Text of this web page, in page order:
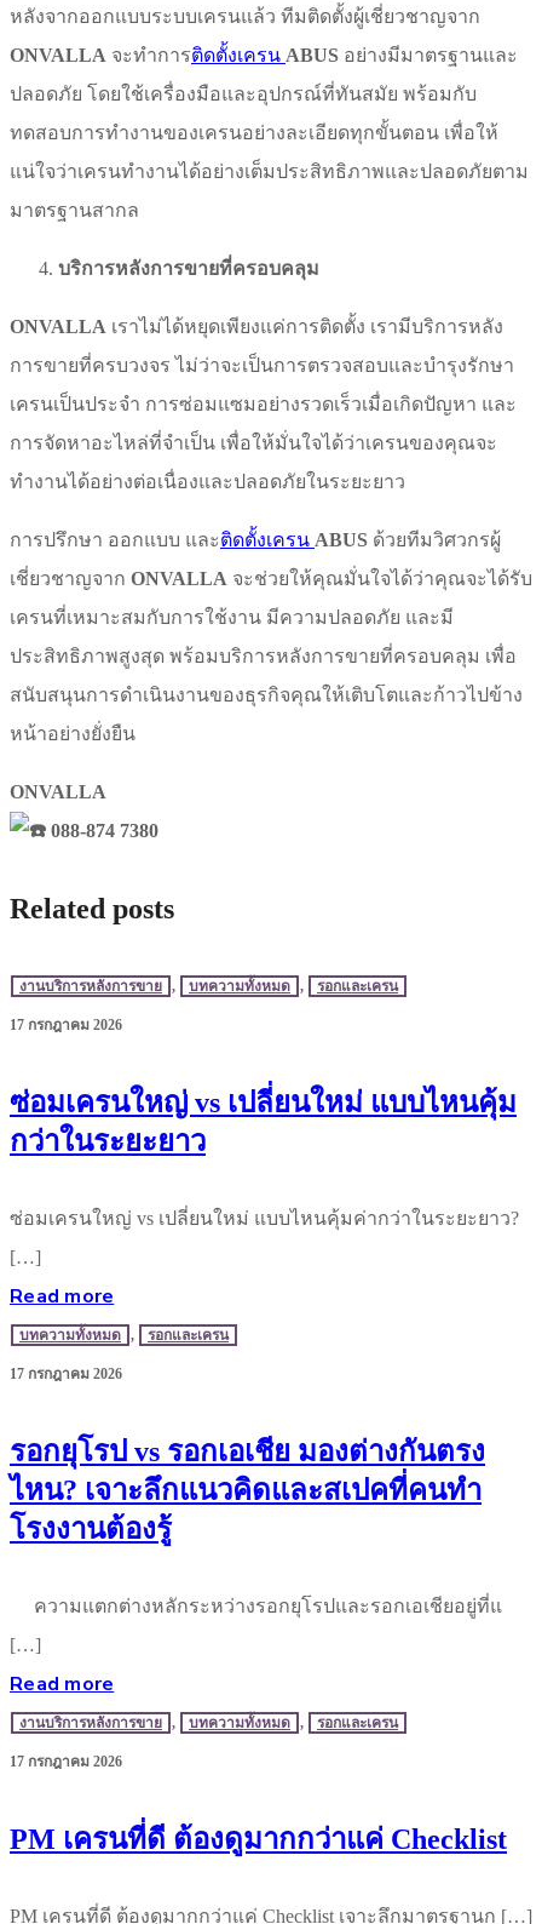
หลังจากออกแบบระบบเครนแล้ว ทีมติดตั้งผู้เชี่ยวชาญจาก
ONVALLA จะทำการติดตั้งเครน ABUS อย่างมีมาตรฐานและ
ปลอดภัย โดยใช้เครื่องมือและอุปกรณ์ที่ทันสมัย พร้อมกับ
ทดสอบการทำงานของเครนอย่างละเอียดทุกขั้นตอน เพื่อให้
แน่ใจว่าเครนทำงานได้อย่างเต็มประสิทธิภาพและปลอดภัยตาม
มาตรฐานสากล
บริการหลังการขายที่ครอบคลุม
ONVALLA เราไม่ได้หยุดเพียงแค่การติดตั้ง เรามีบริการหลัง
การขายที่ครบวงจร ไม่ว่าจะเป็นการตรวจสอบและบำรุงรักษา
เครนเป็นประจำ การซ่อมแซมอย่างรวดเร็วเมื่อเกิดปัญหา และ
การจัดหาอะไหล่ที่จำเป็น เพื่อให้มั่นใจได้ว่าเครนของคุณจะ
ทำงานได้อย่างต่อเนื่องและปลอดภัยในระยะยาว
การปรึกษา ออกแบบ และติดตั้งเครน ABUS ด้วยทีมวิศวกรผู้
เชี่ยวชาญจาก ONVALLA จะช่วยให้คุณมั่นใจได้ว่าคุณจะได้รับ
เครนที่เหมาะสมกับการใช้งาน มีความปลอดภัย และมี
ประสิทธิภาพสูงสุด พร้อมบริการหลังการขายที่ครอบคลุม เพื่อ
สนับสนุนการดำเนินงานของธุรกิจคุณให้เติบโตและก้าวไปข้าง
หน้าอย่างยั่งยืน
ONVALLA
088-874 7380
Related posts
งานบริการหลังการขาย , บทความทั้งหมด , รอกและเครน
17 กรกฎาคม 2026
ซ่อมเครนใหญ่ vs เปลี่ยนใหม่ แบบไหนคุ้ม
กว่าในระยะยาว
ซ่อมเครนใหญ่ vs เปลี่ยนใหม่ แบบไหนคุ้มค่ากว่าในระยะยาว?
[…]
Read more
บทความทั้งหมด , รอกและเครน
17 กรกฎาคม 2026
รอกยุโรป vs รอกเอเชีย มองต่างกันตรง
ไหน? เจาะลึกแนวคิดและสเปคที่คนทำ
โรงงานต้องรู้
ความแตกต่างหลักระหว่างรอกยุโรปและรอกเอเชียอยู่ที่แ
[…]
Read more
งานบริการหลังการขาย , บทความทั้งหมด , รอกและเครน
17 กรกฎาคม 2026
PM เครนที่ดี ต้องดูมากกว่าแค่ Checklist
PM เครนที่ดี ต้องดูมากกว่าแค่ Checklist เจาะลึกมาตรฐานก […]